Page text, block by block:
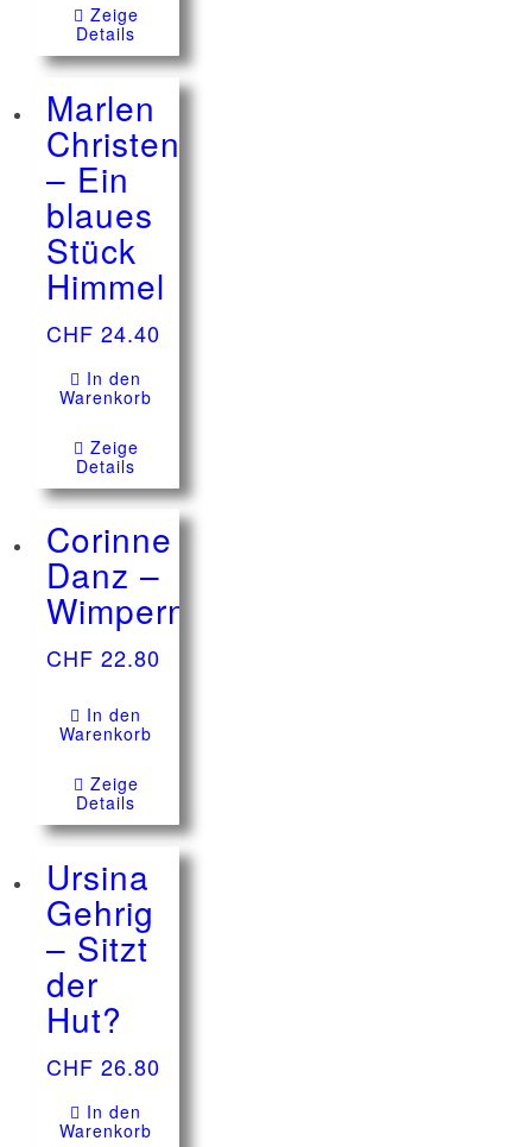
Zeige
Details
Marlen
Christen
– Ein
blaues
Stück
Himmel
CHF 24.40
In den
Warenkorb
Zeige
Details
Corinne
Danz –
Wimpernwünsche
CHF 22.80
In den
Warenkorb
Zeige
Details
Ursina
Gehrig
– Sitzt
der
Hut?
CHF 26.80
In den
Warenkorb